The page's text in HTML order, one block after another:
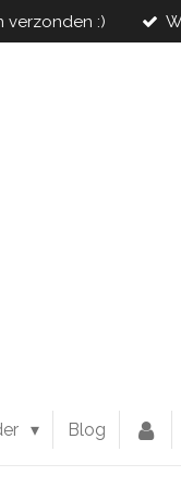
verzonden :)
Blog